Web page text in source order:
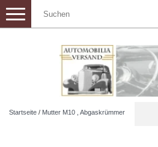
Toggle
navigation
Startseite / Mutter M10 , Abgaskrümmer